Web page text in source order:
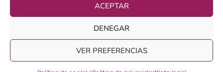
ACEPTAR
DENEGAR
VER PREFERENCIAS
Cuidados especializados para personas con